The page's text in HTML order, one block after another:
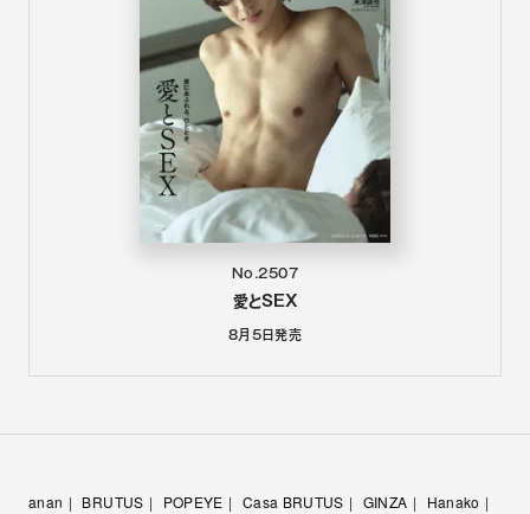
No.2507
愛とSEX
8月5日発売
anan BRUTUS POPEYE Casa BRUTUS GINZA
Hanako